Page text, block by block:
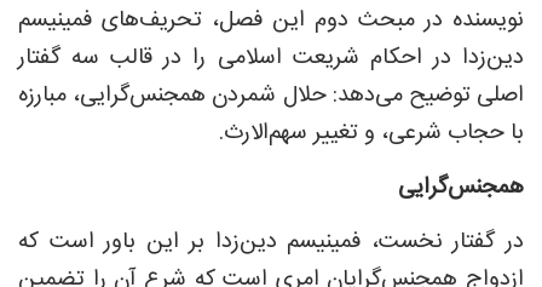
نویسنده در مبحث دوم این فصل، تحریف‌های فمینیسم
دین‌زدا در احکام شریعت اسلامی را در قالب سه گفتار
اصلی توضیح می‌دهد: حلال شمردن همجنس‌گرایی، مبارزه
با حجاب شرعی، و تغییر سهم‌الارث.
همجنس‌گرایی
در گفتار نخست، فمینیسم دین‌زدا بر این باور است که
ازدواج همجنس‌گرایان امری است که شرع آن را تضمین